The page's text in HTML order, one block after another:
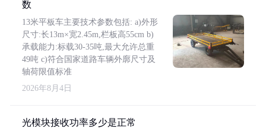
数
13米平板车主要技术参数包括: a)外形
尺寸:长13m×宽2.45m,栏板高55cm b)
承载能力:标载30-35吨,最大允许总重
49吨 c)符合国家道路车辆外廓尺寸及
轴荷限值标准
2026年8月4日
光模块接收功率多少是正常